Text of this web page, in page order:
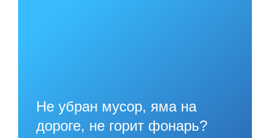
Не убран мусор, яма на
дороге, не горит фонарь?